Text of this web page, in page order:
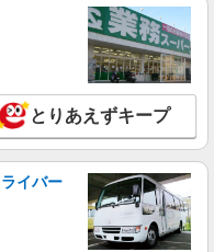
とりあえずキープ
イバー